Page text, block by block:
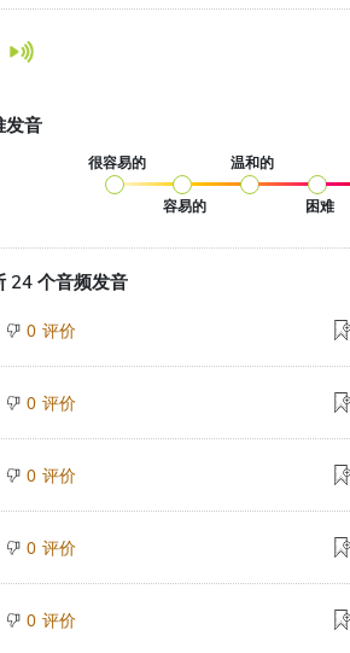
发音
很容易的
容易的
温和的
困难
24 个音频发音
0 评价
0 评价
0 评价
0 评价
0 评价